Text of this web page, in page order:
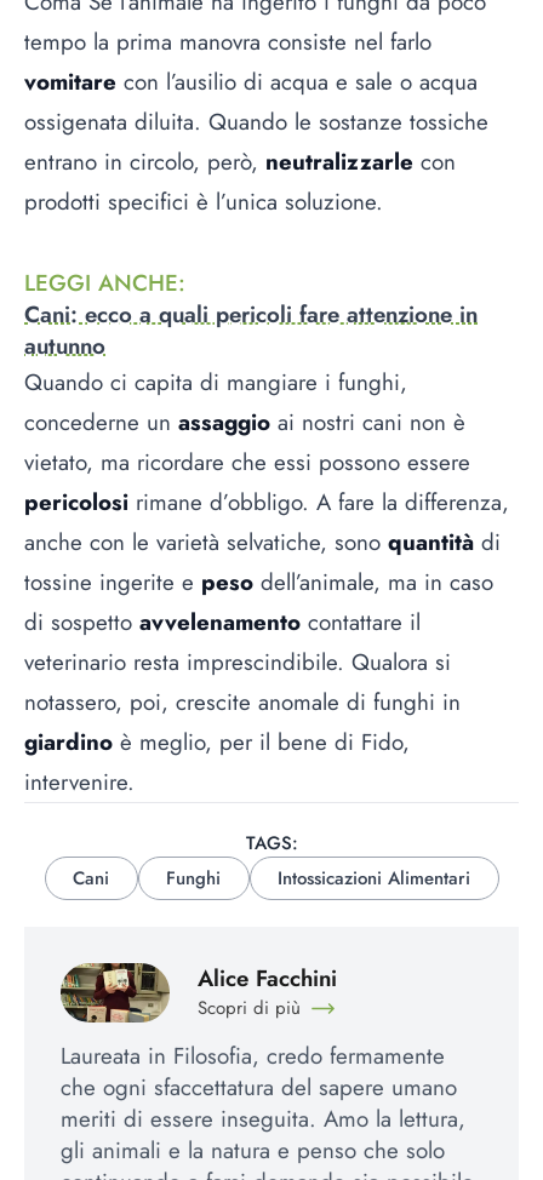
tempo la prima manovra consiste nel farlo
vomitare con l’ausilio di acqua e sale o acqua
ossigenata diluita. Quando le sostanze tossiche
entrano in circolo, però, neutralizzarle con
prodotti specifici è l’unica soluzione.
LEGGI ANCHE:
Cani: ecco a quali pericoli fare attenzione in
autunno
Quando ci capita di mangiare i funghi,
concederne un assaggio ai nostri cani non è
vietato, ma ricordare che essi possono essere
pericolosi rimane d’obbligo. A fare la differenza,
anche con le varietà selvatiche, sono quantità di
tossine ingerite e peso dell’animale, ma in caso
di sospetto avvelenamento contattare il
veterinario resta imprescindibile. Qualora si
notassero, poi, crescite anomale di funghi in
giardino è meglio, per il bene di Fido,
intervenire.
TAGS:
Cani
Funghi Intossicazioni Alimentari
Alice Facchini
Scopri di più
Laureata in Filosofia, credo fermamente
che ogni sfaccettatura del sapere umano
meriti di essere inseguita. Amo la lettura,
gli animali e la natura e penso che solo